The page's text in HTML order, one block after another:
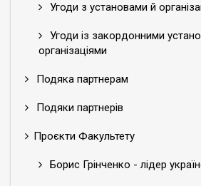
Угоди з установами й
Угоди із закордонними
організаціями
Подяка партнерам
Подяки партнерів
Проєкти Факультету
Борис Грінченко - лідер